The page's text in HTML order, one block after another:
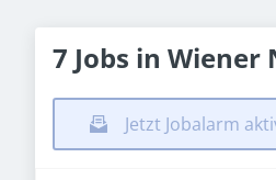
7 Jobs in Wiener
Jetzt Jobalarm